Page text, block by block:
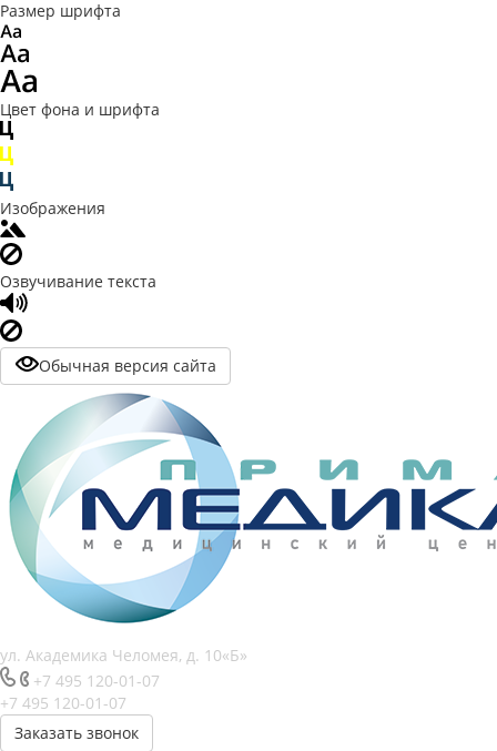
Размер шрифта
Цвет фона и шрифта
Изображения
Озвучивание текста
Обычная версия сайта
ул. Академика Челомея, д. 10«Б»
+7 495 120-01-07
+7 495 120-01-07
Заказать звонок